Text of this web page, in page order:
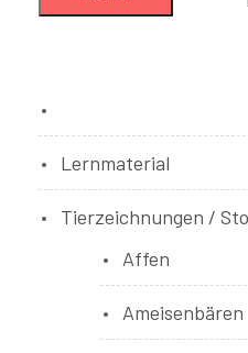
Lernmaterial
Tierzeichnungen /
Affen
Ameisenbären